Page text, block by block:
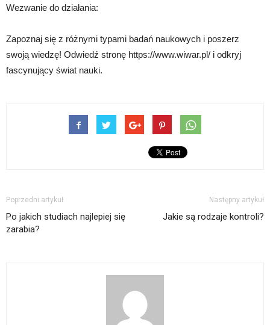
Wezwanie do działania:
Zapoznaj się z różnymi typami badań naukowych i poszerz
swoją wiedzę! Odwiedź stronę https://www.wiwar.pl/ i odkryj
fascynujący świat nauki.
Poprzedni artykuł
Po jakich studiach najlepiej się
zarabia?
Następny artykuł
Jakie są rodzaje kontroli?